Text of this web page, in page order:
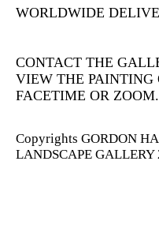
WORLDWIDE
CONTACT THE
VIEW THE PAINTING
FACETIME OR ZOOM.
Copyrights GORDON
LANDSCAPE GALLERY